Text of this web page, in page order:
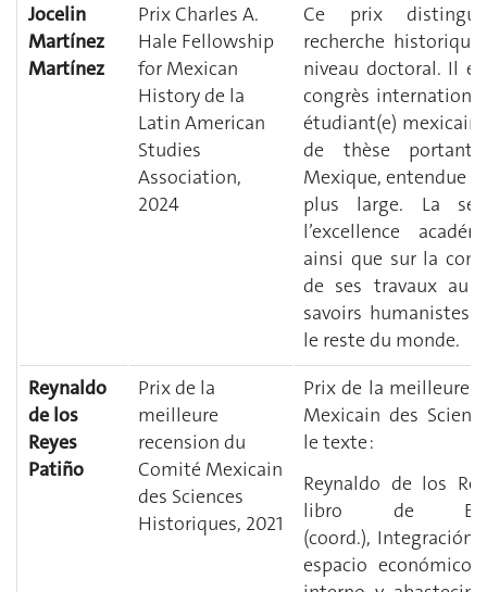
Jocelin
Martínez
Martínez
Prix Charles A.
Hale Fellowship
for Mexican
History de la
Latin American
Studies
Association,
2024
Ce prix
recherche
niveau doctoral. Il
congrès
étudiant(e)
de thèse portant
Mexique, entendue
plus large. La
l’excellence
ainsi que sur la
de ses travaux au
savoirs humanistes
le reste du monde.
Reynaldo
de los
Reyes
Patiño
Prix de la
meilleure
recension du
Comité Mexicain
des Sciences
Historiques, 2021
Prix de la meilleure
Mexicain des
le texte :
Reynaldo de los
libro de
(coord.), Integración
espacio económico